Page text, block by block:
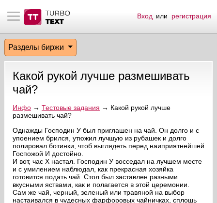
материалы
биржи
пользователи
эфир
на сайте
пользователей
сообщения
по форуму
Вход или регистрация
Разделы биржи
Какой рукой лучше размешивать
чай?
Инфо→ Тестовые задания → Какой рукой лучше
размешивать чай?
Однажды Господин У был приглашен на чай. Он долго и с
упоением брился, утюжил лучшую из рубашек и долго
полировал ботинки, чтоб выглядеть перед наиприятнейшей
Госпожой И достойно.
И вот, час Х настал. Господин У восседал на лучшем месте
и с умилением наблюдал, как прекрасная хозяйка
готовится подать чай. Стол был заставлен разными
вкусными яствами, как и полагается в этой церемонии.
Сам же чай, черный, зеленый или травяной на выбор
настаивался в чудесных фарфоровых чайничках, сплошь